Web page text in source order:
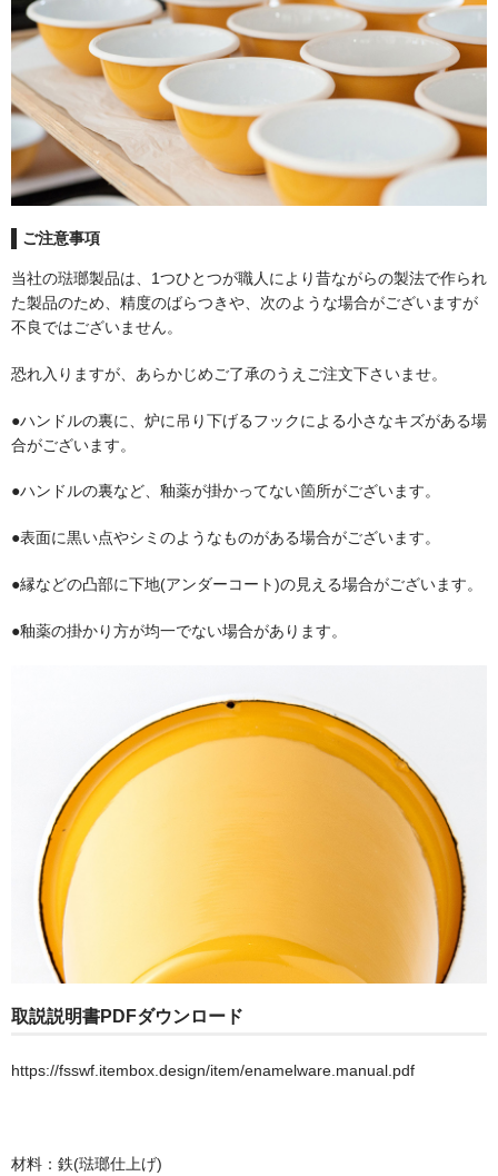
フェンス
温度計
着火剤
グローブ
メンテナンス用品
清掃グッズ
ガスケット
煙突掃除グッズ
キャタリティクコンバスター（触媒）
手斧
ご注意事項
当社の琺瑯製品は、1つひとつが職人により昔ながらの製法で作られ
た製品のため、精度のばらつきや、次のような場合がございますが
不良ではございません。
恐れ入りますが、あらかじめご了承のうえご注文下さいませ。
●ハンドルの裏に、炉に吊り下げるフックによる小さなキズがある場
合がございます。
●ハンドルの裏など、釉薬が掛かってない箇所がございます。
●表面に黒い点やシミのようなものがある場合がございます。
●縁などの凸部に下地(アンダーコート)の見える場合がございます。
●釉薬の掛かり方が均一でない場合があります。
取説説明書PDFダウンロード
https://fsswf.itembox.design/item/enamelware.manual.pdf
材料：鉄(琺瑯仕上げ)